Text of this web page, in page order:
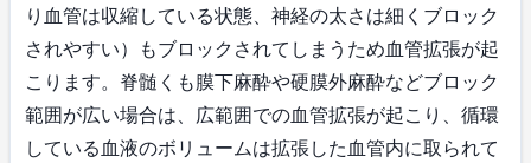
り血管は収縮している状態、神経の太さは細くブロック
されやすい）もブロックされてしまうため血管拡張が起
こります。脊髄くも膜下麻酔や硬膜外麻酔などブロック
範囲が広い場合は、広範囲での血管拡張が起こり、循環
している血液のボリュームは拡張した血管内に取られて